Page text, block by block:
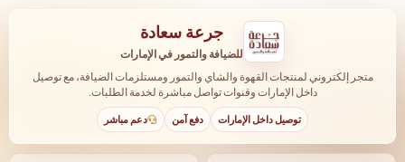
جرعة سعادة
للضيافة والتمور في الإمارات
متجر إلكتروني لمنتجات القهوة والشاي والتمور ومستلزمات الضيافة، مع توصيل
داخل الإمارات وقنوات تواصل مباشرة لخدمة الطلبات.
توصيل داخل الإمارات دفع آمن دعم مباشر